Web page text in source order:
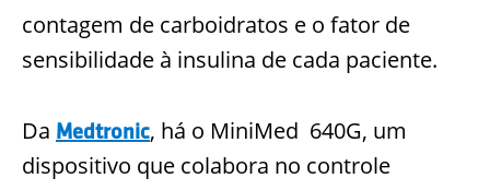
contagem de carboidratos e o fator de
sensibilidade à insulina de cada paciente.
Da Medtronic, há o MiniMed 640G, um
dispositivo que colabora no controle